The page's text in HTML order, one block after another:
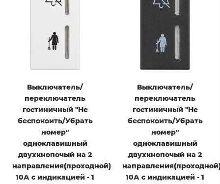
Выключатель/
переключатель
гостиничный "Не
беспокоить/Убрать
номер"
одноклавишный
двухкнопочый на 2
направления(проходной)
10А с индикацией - 1
Выключатель/
переключатель
гостиничный "Не
беспокоить/Убрать
номер"
одноклавишный
двухкнопочый на 2
10А с индикацией - 1